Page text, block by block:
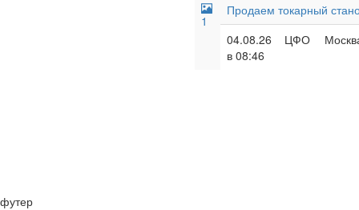
1
Продаем токарный
04.08.26
в 08:46
ЦФО
футер